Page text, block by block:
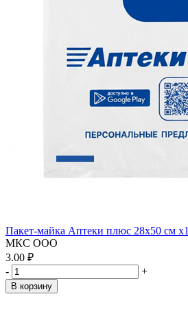
Пакет-майка Аптеки плюс 28х50 см x1
МКС ООО
3.00 ₽
-
+
В корзину